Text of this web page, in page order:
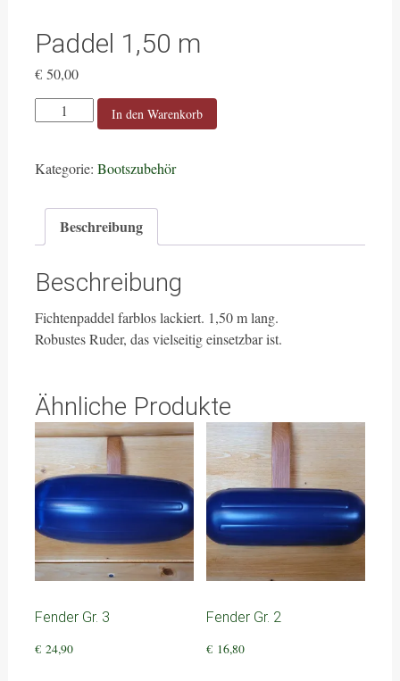
Paddel 1,50 m
€50,00
Paddel
1,50
Menge
In den Warenkorb
Kategorie: Bootszubehör
Beschreibung
Beschreibung
Fichtenpaddel farblos lackiert. 1,50 m lang.
Robustes Ruder, das vielseitig einsetzbar ist.
Ähnliche Produkte
Fender Gr. 3
€24,90
Fender Gr. 2
€ 16,80